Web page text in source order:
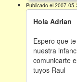
Publicado el 2007-
Hola Adrian
Espero que
nuestra
comunicarte
tuyos Raul